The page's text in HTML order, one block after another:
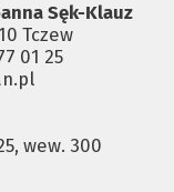
Sęk-Klauz
Tczew
01 25
wew. 300